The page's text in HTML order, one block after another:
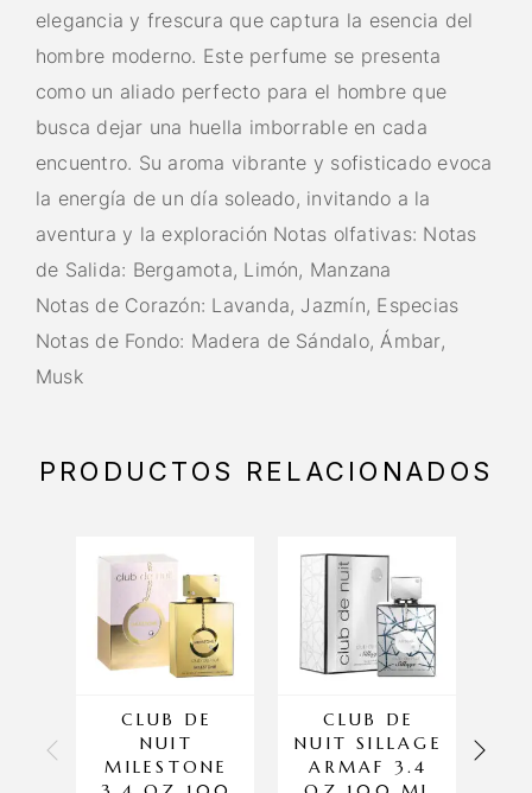
elegancia y frescura que captura la esencia del
hombre moderno. Este perfume se presenta
como un aliado perfecto para el hombre que
busca dejar una huella imborrable en cada
encuentro. Su aroma vibrante y sofisticado evoca
la energía de un día soleado, invitando a la
aventura y la exploración Notas olfativas: Notas
de Salida: Bergamota, Limón, Manzana
Notas de Corazón: Lavanda, Jazmín, Especias
Notas de Fondo: Madera de Sándalo, Ámbar,
Musk
PRODUCTOS RELACIONADOS
CLUB DE
NUIT
MILESTONE
CLUB DE
NUIT SILLAGE
ARMAF 3.4